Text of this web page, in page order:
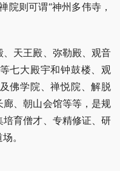
院则可谓“神州多伟寺，
天王殿、弥勒殿、观音
七大殿宇和钟鼓楼、观
佛学院、禅悦院、解脱
、朝山会馆等等，是规
育僧才、专精修证、研
。